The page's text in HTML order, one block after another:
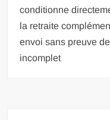
conditionne
la retraite
envoi sans preuve
incomplet